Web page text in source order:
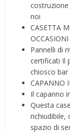
noi
CASETTA
OCCASIONI
Pannelli di
certificati Il
chiosco bar
CAPANNO
Il capanno
Questa
richiudibile,
spazio di